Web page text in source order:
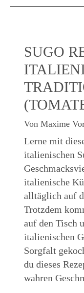
SUGO
Von Maxime
Lerne mit
italienischen
italienische
alltäglich auf
Trotzdem
auf den Tisch
italienischen
Sorgfalt
du dieses
wahren